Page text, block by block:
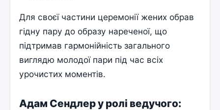
Для своєї частини церемонії жених обрав
гідну пару до образу нареченої, що
підтримав гармонійність загального
виглядю молодої пари під час всіх
урочистих моментів.
Адам Сендлер у ролі ведучого: